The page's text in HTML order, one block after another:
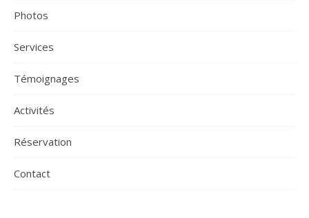
Photos
Services
Témoignages
Activités
Réservation
Contact